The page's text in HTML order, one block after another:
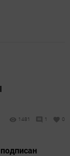
1481 1 0